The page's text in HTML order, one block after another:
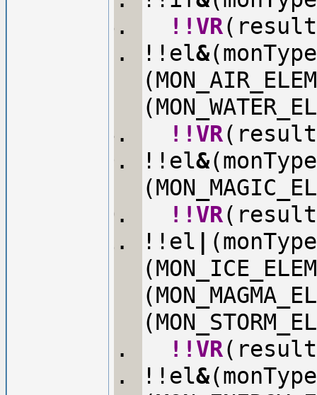
!!VR
!!el&
!!VR
!!el&
!!VR
!!el |
!!VR
!!el&